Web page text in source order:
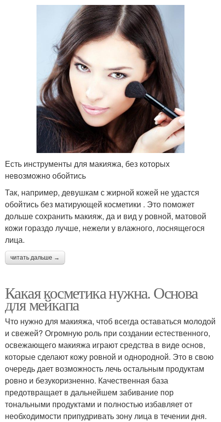
Есть инструменты для макияжа, без которых
невозможно обойтись
Так, например, девушкам с жирной кожей не удастся
обойтись без матирующей косметики . Это поможет
дольше сохранить макияж, да и вид у ровной, матовой
кожи гораздо лучше, нежели у влажного, лоснящегося
лица.
читать дальше →
Какая косметика нужна. Основа
для мейкапа
Что нужно для макияжа, чтоб всегда оставаться молодой
и свежей? Огромную роль при создании естественного,
освежающего макияжа играют средства в виде основ,
которые сделают кожу ровной и однородной. Это в свою
очередь дает возможность лечь остальным продуктам
ровно и безукоризненно. Качественная база
предотвращает в дальнейшем забивание пор
тональными продуктами и полностью избавляет от
необходимости припудривать зону лица в течении дня.